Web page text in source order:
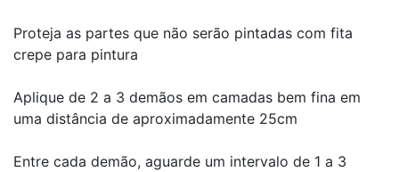
Proteja as partes que não serão pintadas com fita
crepe para pintura
Aplique de 2 a 3 demãos em camadas bem fina em
uma distância de aproximadamente 25cm
Entre cada demão, aguarde um intervalo de 1 a 3